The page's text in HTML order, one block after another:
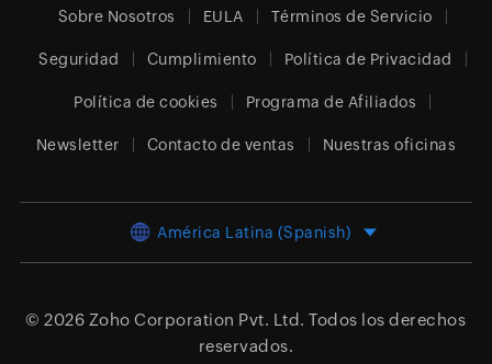
Sobre Nosotros EULA Términos de Servicio
Seguridad Cumplimiento Política de Privacidad
Política de cookies Programa de Afiliados
Newsletter Contacto de ventas Nuestras oficinas
América Latina (Spanish)
© 2026 Zoho Corporation Pvt. Ltd. Todos los derechos
reservados.